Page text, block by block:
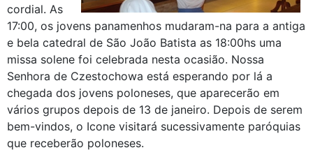
cordial. As
17:00, os jovens panamenhos mudaram-na para a antiga
e bela catedral de São João Batista as 18:00hs uma
missa solene foi celebrada nesta ocasião. Nossa
Senhora de Czestochowa está esperando por lá a
chegada dos jovens poloneses, que aparecerão em
vários grupos depois de 13 de janeiro. Depois de serem
bem-vindos, o Icone visitará sucessivamente paróquias
que receberão poloneses.